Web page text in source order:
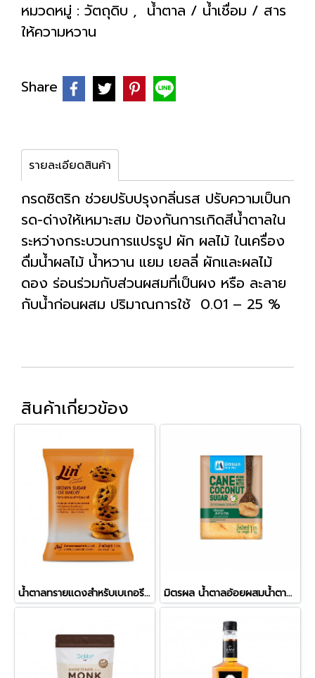
หมวดหมู่ : วัตถุดิบ , น้ำตาล / น้ำเชื่อม / สาร
ให้ความหวาน
Share
รายละเอียดสินค้า
กรดซิตริก ช่วยปรับปรุงกลิ่นรส ปรับความเป็นก
รด-ด่างให้เหมาะสม ป้องกันการเกิดสีน้ำตาลใน
ระหว่างกระบวนการแปรรูป ผัก ผลไม้ ในเครื่อง
ดื่มน้ำผลไม้ น้ำหวาน แยม เยลลี่ ผักและผลไม้
ดอง ร่อนร่วมกับส่วนผสมที่เป็นผง หรือ ละลาย
กับน้ำก่อนผสม ปริมาณการใช้ 0.01 – 25 %
สินค้าเกี่ยวข้อง
น้ำตาลทรายแดงสำหรับเบเกอรี ลิน มิตรผล น้ำตาลอ้อยผสมน้ำตาลมะพร้าว